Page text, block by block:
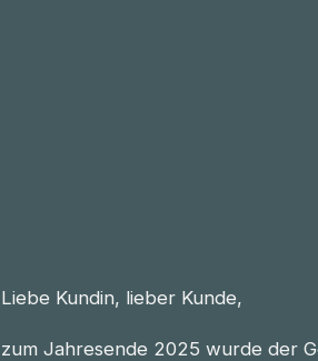
Liebe Kundin, lieber Kunde,
zum Jahresende 2025 wurde der